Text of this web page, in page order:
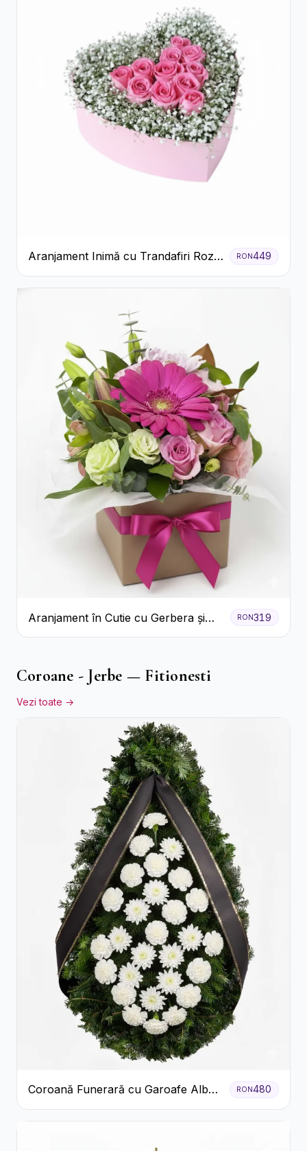
Aranjament Inimă cu Trandafiri Roz
și Gypsophila Albă
RON449
Aranjament în Cutie cu Gerbera și
Trandafiri Roz
RON319
Coroane - Jerbe — Fitionesti
Vezi toate →
Coroană Funerară cu Garoafe Albe
și Crizanteme
RON480